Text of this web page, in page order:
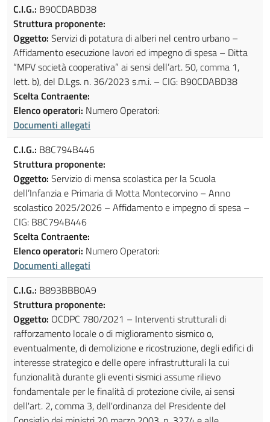
C.I.G.: B90CDABD38
Struttura proponente:
Oggetto: Servizi di potatura di alberi nel centro urbano –
Affidamento esecuzione lavori ed impegno di spesa – Ditta
“MPV società cooperativa” ai sensi dell’art. 50, comma 1,
lett. b), del D.Lgs. n. 36/2023 s.m.i. – CIG: B90CDABD38
Scelta Contraente:
Elenco operatori: Numero Operatori:
Documenti allegati
C.I.G.: B8C794B446
Struttura proponente:
Oggetto: Servizio di mensa scolastica per la Scuola
dell’Infanzia e Primaria di Motta Montecorvino – Anno
scolastico 2025/2026 – Affidamento e impegno di spesa –
CIG: B8C794B446
Scelta Contraente:
Elenco operatori: Numero Operatori:
Documenti allegati
C.I.G.: B893BBB0A9
Struttura proponente:
Oggetto: OCDPC 780/2021 – Interventi strutturali di
rafforzamento locale o di miglioramento sismico o,
eventualmente, di demolizione e ricostruzione, degli edifici di
interesse strategico e delle opere infrastrutturali la cui
funzionalità durante gli eventi sismici assume rilievo
fondamentale per le finalità di protezione civile, ai sensi
dell'art. 2, comma 3, dell'ordinanza del Presidente del